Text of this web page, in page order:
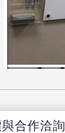
合作洽詢